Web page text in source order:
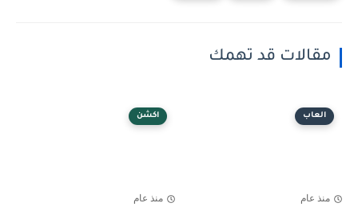
مقالات قد تهمك
العاب
منذ عام
اكشن
منذ عام